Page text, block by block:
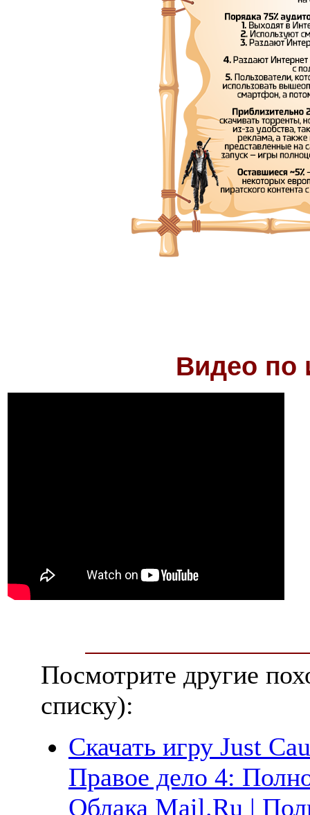
Видео по
Посмотрите другие
списку):
Скачать игру Just
Правое дело 4:
Облака Mail.Ru |